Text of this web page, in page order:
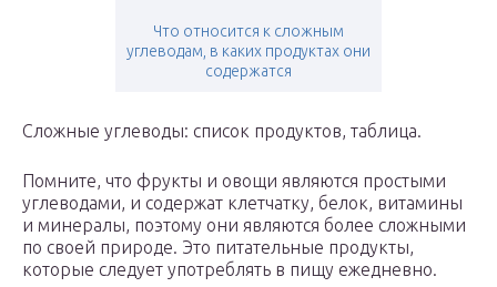
Что относится к сложным
углеводам, в каких продуктах они
содержатся
Сложные углеводы: список продуктов, таблица.
Помните, что фрукты и овощи являются простыми
углеводами, и содержат клетчатку, белок, витамины
и минералы, поэтому они являются более сложными
по своей природе. Это питательные продукты,
которые следует употреблять в пищу ежедневно.